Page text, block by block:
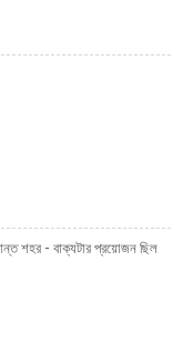
শহর - বাক্যটার প্রয়োজন ছিল